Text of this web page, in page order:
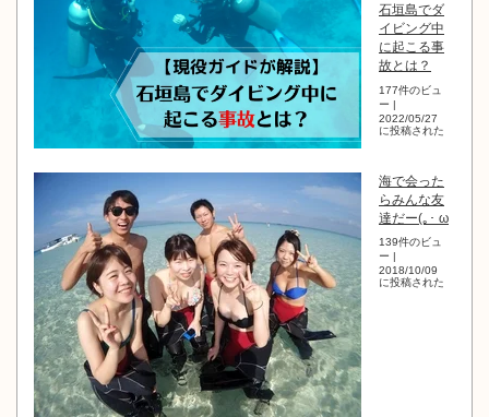
石垣島でダ
イビング中
に起こる事
故とは？
177件のビュ
ー |
2022/05/27
に投稿された
海で会った
らみんな友
達だー(｡･ ω
139件のビュ
ー
2018/10/09
に投稿された